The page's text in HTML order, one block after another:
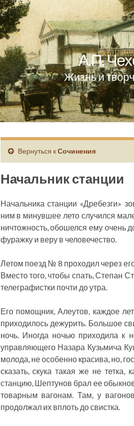
А.П.
Жизнь и
Вернуться кСочинения
Начальник станции
Начальника станции «Дребезги»
ним в минувшее лето случился
ничтожность, обошелся ему очень
фуражку и веру в человечество.
Летом поезд № 8 проходил через
Вместо того, чтобы спать, Степан
телеграфистки почти до утра.
Его помощник, Алеутов, каждое
приходилось дежурить. Большое
ночь. Иногда ночью приходила к
управляющего Назара Кузьмича
молода, не особенно красива, но,
сказать, скука такая же не
станцию, Шептунов брал ее
товарным вагонам. Там, у
продолжал их вплоть до свистка.